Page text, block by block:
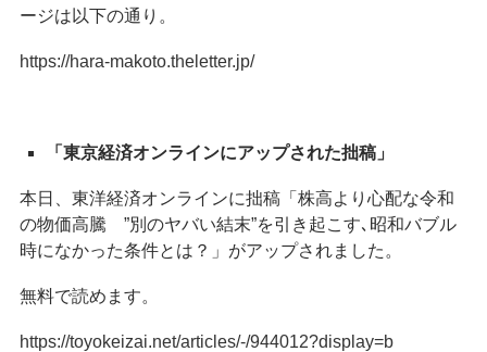
ージは以下の通り。
https://hara-makoto.theletter.jp/
「東京経済オンラインにアップされた拙稿」
本日、東洋経済オンラインに拙稿「株高より心配な令和
の物価高騰 ”別のヤバい結末”を引き起こす､昭和バブル
時になかった条件とは？」がアップされました。
無料で読めます。
https://toyokeizai.net/articles/-/944012?display=b